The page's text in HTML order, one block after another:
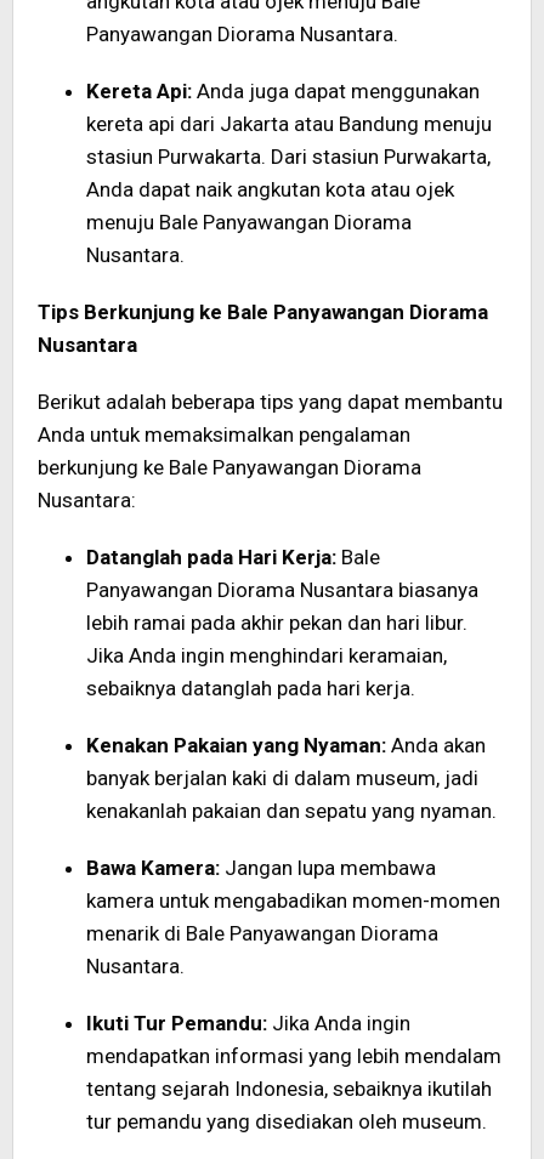
Panyawangan Diorama Nusantara.
Kereta Api: Anda juga dapat menggunakan
kereta api dari Jakarta atau Bandung menuju
stasiun Purwakarta. Dari stasiun Purwakarta,
Anda dapat naik angkutan kota atau ojek
menuju Bale Panyawangan Diorama
Nusantara.
Tips Berkunjung ke Bale Panyawangan Diorama
Nusantara
Berikut adalah beberapa tips yang dapat membantu
Anda untuk memaksimalkan pengalaman
berkunjung ke Bale Panyawangan Diorama
Nusantara:
Datanglah pada Hari Kerja: Bale
Panyawangan Diorama Nusantara biasanya
lebih ramai pada akhir pekan dan hari libur.
Jika Anda ingin menghindari keramaian,
sebaiknya datanglah pada hari kerja.
Kenakan Pakaian yang Nyaman: Anda akan
banyak berjalan kaki di dalam museum, jadi
kenakanlah pakaian dan sepatu yang nyaman.
Bawa Kamera: Jangan lupa membawa
kamera untuk mengabadikan momen-momen
menarik di Bale Panyawangan Diorama
Nusantara.
Ikuti Tur Pemandu: Jika Anda ingin
mendapatkan informasi yang lebih mendalam
tentang sejarah Indonesia, sebaiknya ikutilah
tur pemandu yang disediakan oleh museum.